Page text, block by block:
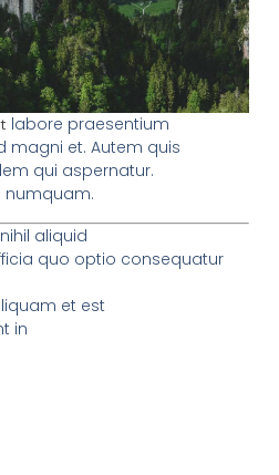
labore praesentium
magni et. Autem quis
qui aspernatur.
numquam.
aliquid
quo optio consequatur
et est
in